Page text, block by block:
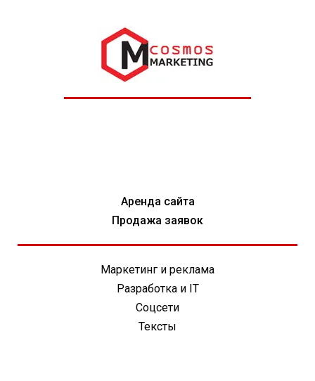
Аренда сайта
Продажа заявок
Маркетинг и реклама
Разработка и IT
Соцсети
Тексты